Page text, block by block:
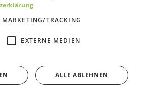
Ihnen, das ideale Verhältnis
und
– abgestimmt auf Ihre
und Ihre Ansprüche an
Wasser
von Trustami anzeigen
MARKETING/TRACKING
EXTERNE MEDIEN
ALLE ABLEHNEN